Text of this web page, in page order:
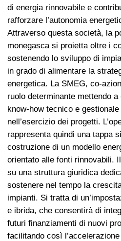
di energia rinnovabile e
rafforzare l’autonomia
Attraverso questa società, la
monegasca si proietta oltre i
sostenendo lo sviluppo di
in grado di alimentare la
energetica. La SMEG, co-
ruolo determinante mettendo
know-how tecnico e
nell’esercizio dei progetti.
rappresenta quindi una tappa
costruzione di un modello
orientato alle fonti rinnovabili.
su una struttura giuridica
sostenere nel tempo la
impianti. Si tratta di
e ibrida, che consentirà di
futuri finanziamenti di nuovi
facilitando così